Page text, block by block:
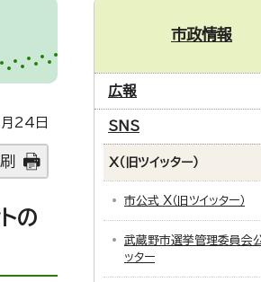
24日
の
市政情報
広報
SNS
X（旧ツイッター）
市公式 X（旧ツイッター）
武蔵野市選挙管理委員会
ッター